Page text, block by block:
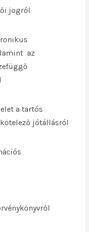
jogról
az
a tartós
jótállásról